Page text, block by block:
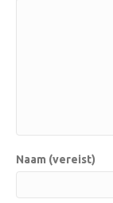
Naam (vereist)